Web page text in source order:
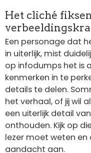
Het cliché
Een personage dat
in uiterlijk, mist
op infodumps het is
kenmerken in te
details te delen.
het verhaal, of jij wil
een uiterlijk detail
onthouden. Kijk op
lezer moet weten
aandacht aan.